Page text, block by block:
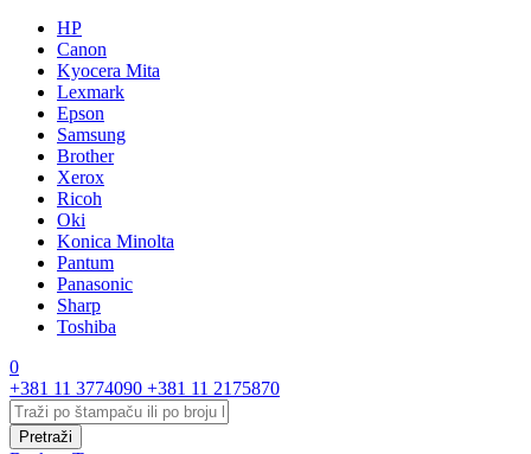
HP
Canon
Kyocera Mita
Lexmark
Epson
Samsung
Brother
Xerox
Ricoh
Oki
Konica Minolta
Pantum
Panasonic
Sharp
Toshiba
0
+381 11 3774090 +381 11 2175870